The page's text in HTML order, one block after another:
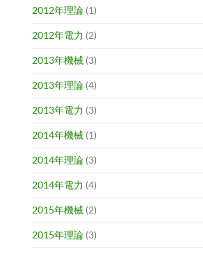
2012年理論 (1)
2012年電力 (2)
2013年機械 (3)
2013年理論 (4)
2013年電力 (3)
2014年機械 (1)
2014年理論 (3)
2014年電力 (4)
2015年機械 (2)
2015年理論 (3)